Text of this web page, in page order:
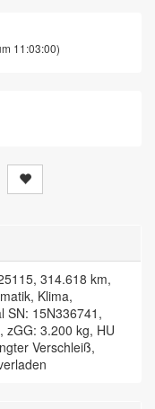
11:03:00)
314.618 km,
Klima,
SN: 15N336741,
zGG: 3.200 kg, HU
Verschleiß,